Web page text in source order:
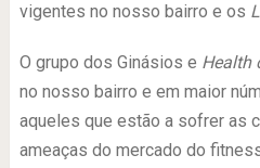
vigentes no nosso bairro e os
O grupo dos Ginásios e Health
no nosso bairro e em maior
aqueles que estão a sofrer as
ameaças do mercado do